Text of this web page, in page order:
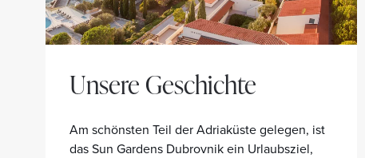
Unsere Geschichte
Am schönsten Teil der Adriaküste gelegen, ist
das Sun Gardens Dubrovnik ein Urlaubsziel,